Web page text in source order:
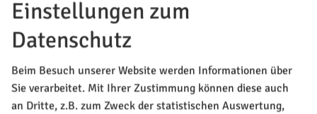
MARKT TITTING
Rathausplatz 1
85135 Titting
08423/9921-0
Einstellungen zum
Datenschutz
Beim Besuch unserer Website werden Informationen über
Sie verarbeitet. Mit Ihrer Zustimmung können diese auch
an Dritte, z.B. zum Zweck der statistischen Auswertung,